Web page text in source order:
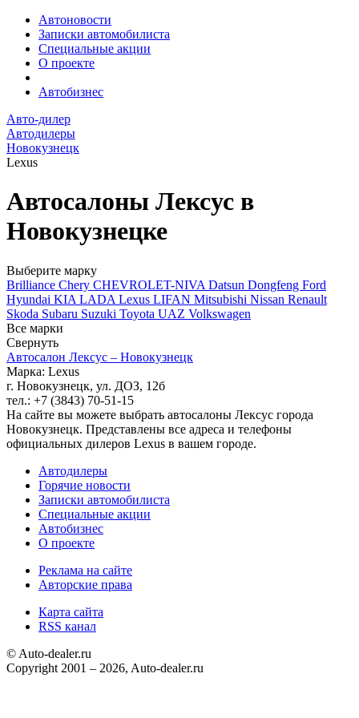
Автоновости
Записки автомобилиста
Специальные акции
О проекте
Автобизнес
Авто-дилер
Автодилеры
Новокузнецк
Lexus
Автосалоны Лексус в
Новокузнецке
Выберите марку
Brilliance Chery CHEVROLET-NIVA Datsun Dongfeng Ford
Hyundai KIA LADA Lexus LIFAN Mitsubishi Nissan Renault
Skoda Subaru Suzuki Toyota UAZ Volkswagen
Все марки
Свернуть
Автосалон Лексус – Новокузнецк
Марка: Lexus
г. Новокузнецк, ул. ДОЗ, 12б
тел.: +7 (3843) 70-51-15
На сайте вы можете выбрать автосалоны Лексус города
Новокузнецк. Представлены все адреса и телефоны
официальных дилеров Lexus в вашем городе.
Автодилеры
Горячие новости
Записки автомобилиста
Специальные акции
Автобизнес
О проекте
Реклама на сайте
Авторские права
Карта сайта
RSS канал
© Auto-dealer.ru
Copyright 2001 – 2026, Auto-dealer.ru